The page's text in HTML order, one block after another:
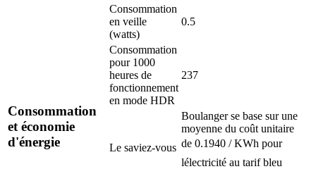
Consommation
et économie
d'énergie
Consommation
en veille
(watts)
0.5
Consommation
pour 1000
heures de
fonctionnement
en mode HDR
237
Le saviez-vous
Boulanger se base sur une
moyenne du coût unitaire
de 0.1940 / KWh pour
lélectricité au tarif bleu